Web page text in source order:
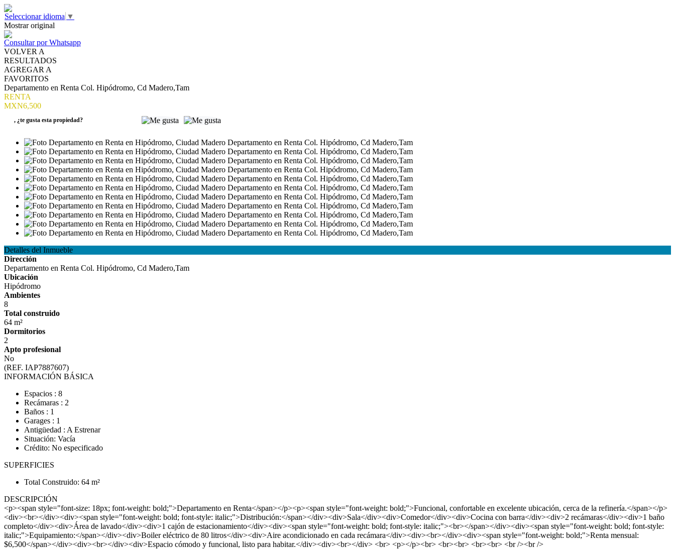
Seleccionar idioma ▼
Mostrar original
Consultar por Whatsapp
VOLVER A
RESULTADOS
AGREGAR A
FAVORITOS
Departamento en Renta Col. Hipódromo, Cd Madero,Tam
RENTA
MXN6,500
, ¿te gusta esta propiedad?
Detalles del Inmueble
Dirección
Departamento en Renta Col. Hipódromo, Cd Madero,Tam
Ubicación
Hipódromo
Ambientes
8
Total construido
64 m²
Dormitorios
2
Apto profesional
No
(REF. IAP7887607)
INFORMACIÓN BÁSICA
Espacios : 8
Recámaras : 2
Baños : 1
Garages : 1
Antigüedad : A Estrenar
Situación: Vacía
Crédito: No especificado
SUPERFICIES
Total Construido: 64 m²
DESCRIPCIÓN
<p><span style="font-size: 18px; font-weight: bold;">Departamento en Renta</span></p><p><span style="font-weight: bold;">Funcional, confortable en excelente ubicación, cerca de la refinería.</span></p>
<div><br></div><div><span style="font-weight: bold; font-style: italic;">Distribución:</span></div><div>Sala</div><div>Comedor</div><div>Cocina con barra</div><div>2 recámaras</div><div>1 baño
completo</div><div>Área de lavado</div><div>1 cajón de estacionamiento</div><div><span style="font-weight: bold; font-style: italic;"><br></span></div><div><span style="font-weight: bold; font-style:
italic;">Equipamiento:</span></div><div>Boiler eléctrico de 80 litros</div><div>Aire acondicionado en cada recámara</div><div><br></div><div><span style="font-weight: bold;">Renta mensual:
$6,500</span></div><div><br></div><div>Espacio cómodo y funcional, listo para habitar.</div><div><br></div> <br> <p></p><br> <br><br> <br><br> <br /><br />